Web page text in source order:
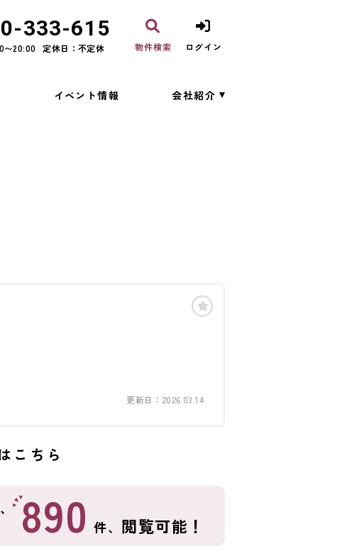
333-615
〜20:00 定休日：不定休 物件検索 ログイン
イベント情報 会社紹介
更新日：2026.03.14
こちら
890 件、 閲覧可能！